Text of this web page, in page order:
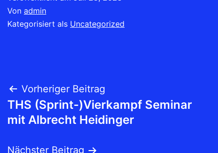
Von admin
Kategorisiert als Uncategorized
Beitrags-
Navigation
Vorheriger Beitrag
THS (Sprint-)Vierkampf Seminar
mit Albrecht Heidinger
Nächster Beitrag